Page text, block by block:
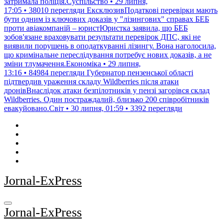
17:05 • 38010 перегляди ЕксклюзивПодаткові перевірки мають
бути одним із ключових доказів у "лізингових" справах БЕБ
проти авіакомпаній – юристЮристка заявила, що БЕБ
зобов'язане враховувати результати перевірок ДПС, які не
виявили порушень в оподаткуванні лізингу. Вона наголосила,
що кримінальне переслідування потребує нових доказів, а не
зміни тлумачення.Економіка • 29 липня,
13:16 • 84984 перегляди Губернатор пензенської області
підтвердив ураження складу Wildberries після атаки
дронівВнаслідок атаки безпілотників у пензі загорівся склад
Wildberries. Один постраждалий, близько 200 співробітників
евакуйовано.Світ • 30 липня, 01:59 • 3392 перегляди
Jornal-ExPress
Jornal-ExPress